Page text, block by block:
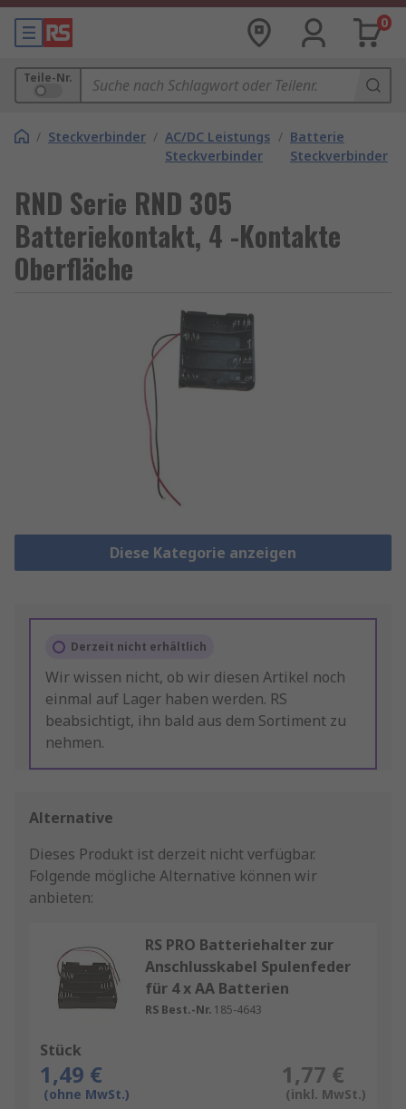
0
Teile-Nr.
/ Steckverbinder / AC/DC Leistungs
Steckverbinder
/ Batterie
Steckverbinder
RND Serie RND 305
Batteriekontakt, 4 -Kontakte
Oberfläche
Diese Kategorie anzeigen
Derzeit nicht erhältlich
Wir wissen nicht, ob wir diesen Artikel noch
einmal auf Lager haben werden. RS
beabsichtigt, ihn bald aus dem Sortiment zu
nehmen.
Alternative
Dieses Produkt ist derzeit nicht verfügbar.
Folgende mögliche Alternative können wir
anbieten:
RS PRO Batteriehalter zur
Anschlusskabel Spulenfeder
für 4 x AA Batterien
RS Best.-Nr. 185-4643
Stück
1,49 €
(ohne MwSt.)
1,77 €
(inkl. MwSt.)